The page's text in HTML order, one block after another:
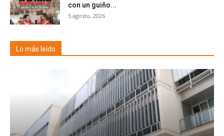
con un guiño...
5 agosto, 2026
Lo más leído